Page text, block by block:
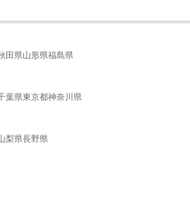
田県山形県福島県
葉県東京都神奈川県
梨県長野県